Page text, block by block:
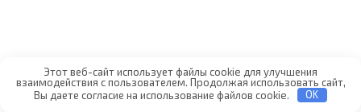
Этот веб-сайт использует файлы cookie для улучшения
взаимодействия с пользователем. Продолжая использовать сайт,
Вы даете согласие на использование файлов cookie.
OK